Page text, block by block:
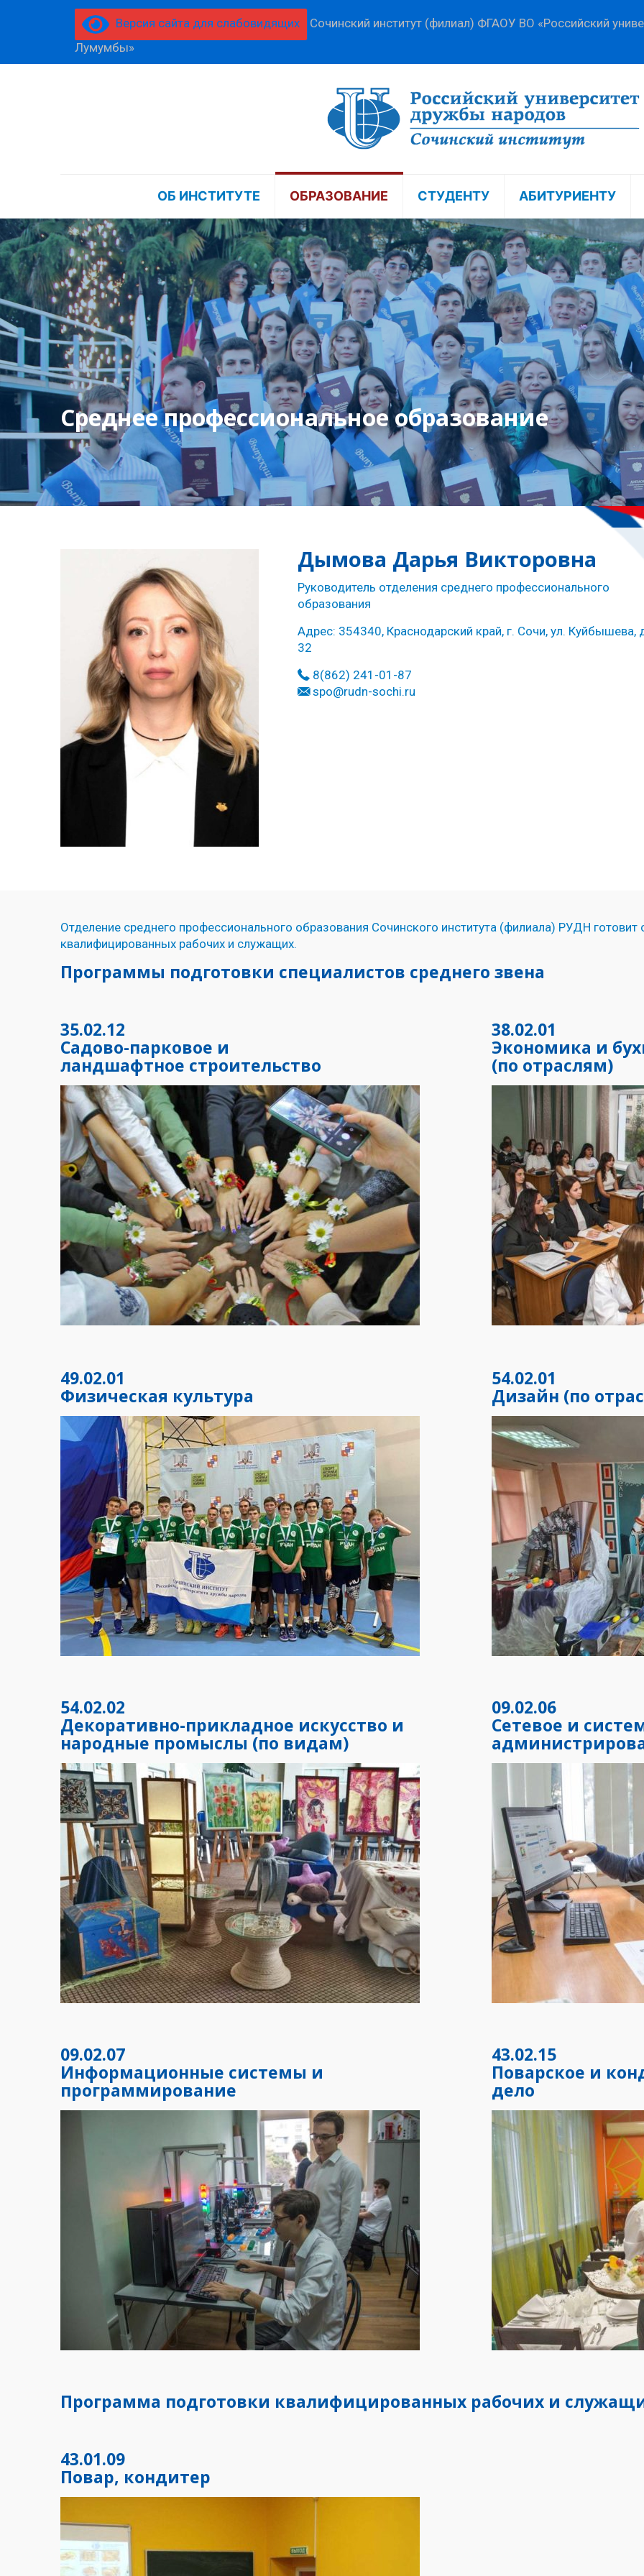
Версия сайта для слабовидящих
Сочинский институт (филиал) ФГАОУ ВО «Российский
Лумумбы»
ОБ ИНСТИТУТЕ ОБРАЗОВАНИЕ СТУДЕНТУ АБИТУРИЕНТУ
Среднее профессиональное образование
Дымова Дарья Викторовна
Руководитель отделения среднего профессионального
образования
Адрес: 354340, Краснодарский край, г. Сочи, ул. Куйбышева,
32
8(862) 241-01-87
spo@rudn-sochi.ru
Отделение среднего профессионального образования Сочинского института (филиала) РУДН готовит
квалифицированных рабочих и служащих.
Программы подготовки специалистов среднего звена
35.02.12
Садово-парковое и
ландшафтное строительство
38.02.01
Экономика и
(по отраслям)
49.02.01
Физическая культура
54.02.01
Дизайн (по
54.02.02
Декоративно-прикладное искусство и
народные промыслы (по видам)
09.02.06
Сетевое и
09.02.07
Информационные системы и
программирование
43.02.15
Поварское и
дело
Программа подготовки квалифицированных рабочих и
43.01.09
Повар, кондитер